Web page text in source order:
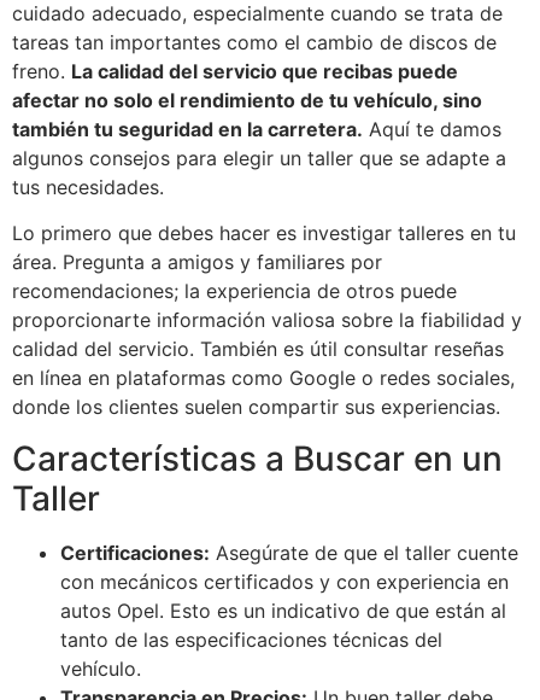
cuidado adecuado, especialmente cuando se trata de
tareas tan importantes como el cambio de discos de
freno. La calidad del servicio que recibas puede
afectar no solo el rendimiento de tu vehículo, sino
también tu seguridad en la carretera. Aquí te damos
algunos consejos para elegir un taller que se adapte a
tus necesidades.
Lo primero que debes hacer es investigar talleres en tu
área. Pregunta a amigos y familiares por
recomendaciones; la experiencia de otros puede
proporcionarte información valiosa sobre la fiabilidad y
calidad del servicio. También es útil consultar reseñas
en línea en plataformas como Google o redes sociales,
donde los clientes suelen compartir sus experiencias.
Características a Buscar en un
Taller
Certificaciones: Asegúrate de que el taller cuente
con mecánicos certificados y con experiencia en
autos Opel. Esto es un indicativo de que están al
tanto de las especificaciones técnicas del
vehículo.